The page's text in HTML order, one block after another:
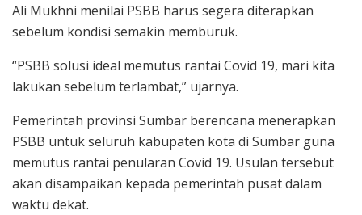
Ali Mukhni menilai PSBB harus segera diterapkan
sebelum kondisi semakin memburuk.
“PSBB solusi ideal memutus rantai Covid 19, mari kita
lakukan sebelum terlambat,” ujarnya.
Pemerintah provinsi Sumbar berencana menerapkan
PSBB untuk seluruh kabupaten kota di Sumbar guna
memutus rantai penularan Covid 19. Usulan tersebut
akan disampaikan kepada pemerintah pusat dalam
waktu dekat.